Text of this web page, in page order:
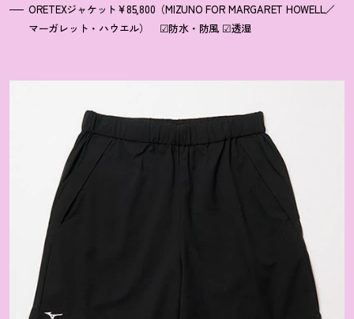
ORETEXジャケット¥85,800（MIZUNO FOR MARGARET HOWELL／
マーガレット・ハウエル） ☑防水・防風 ☑透湿